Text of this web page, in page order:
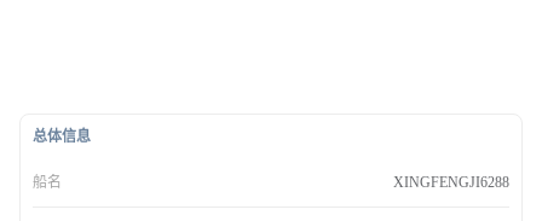
总体信息
船名 XINGFENGJI6288